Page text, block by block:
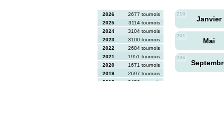
2026
2677 tournois
2025
3114 tournois
2024
3104 tournois
2023
3100 tournois
2022
2684 tournois
2021
1951 tournois
2020
1671 tournois
2019
2697 tournois
2018
2456 tournois
210
Janvier
201
Mai
236